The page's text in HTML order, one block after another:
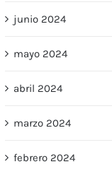
junio 2024
mayo 2024
abril 2024
marzo 2024
febrero 2024